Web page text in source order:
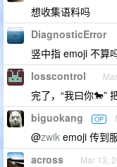
想收集语料吗
DiagnosticError
竖中指 emoji 不算
losscontrol
完了，“我曰你🐎”
biguokang OP
@zwik emoji 传到
across Mar 13,